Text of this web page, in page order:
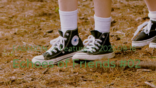
FASHION／Feature／2025.09.16
Echoes of Friends #02